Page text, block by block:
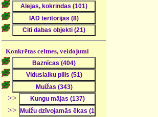
Konkrētas celtnes, veidojumi
>>
>>